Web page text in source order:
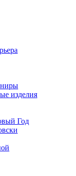
изделия
Год